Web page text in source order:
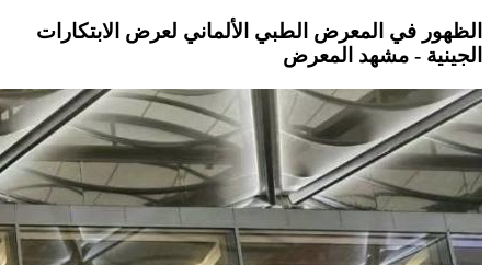
الظهور في المعرض الطبي الألماني لعرض الابتكارات
الجينية - مشهد المعرض